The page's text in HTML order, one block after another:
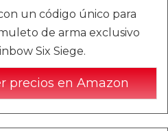
un código único para
de arma exclusivo
Six Siege.
precios en Amazon